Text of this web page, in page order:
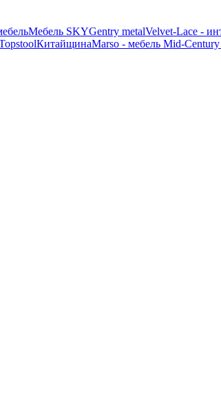
Мебель SKYGentry metalVelvet-Lace -
КитайщинаMarso - мебель Mid-